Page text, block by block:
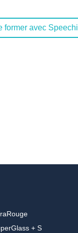
former avec Speechi
+ S